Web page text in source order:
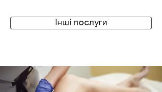
Інші послуги